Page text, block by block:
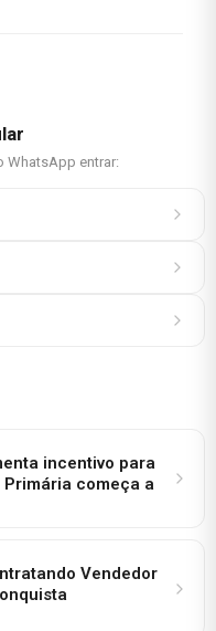
WhatsApp entrar:
incentivo para
começa a
Vendedor